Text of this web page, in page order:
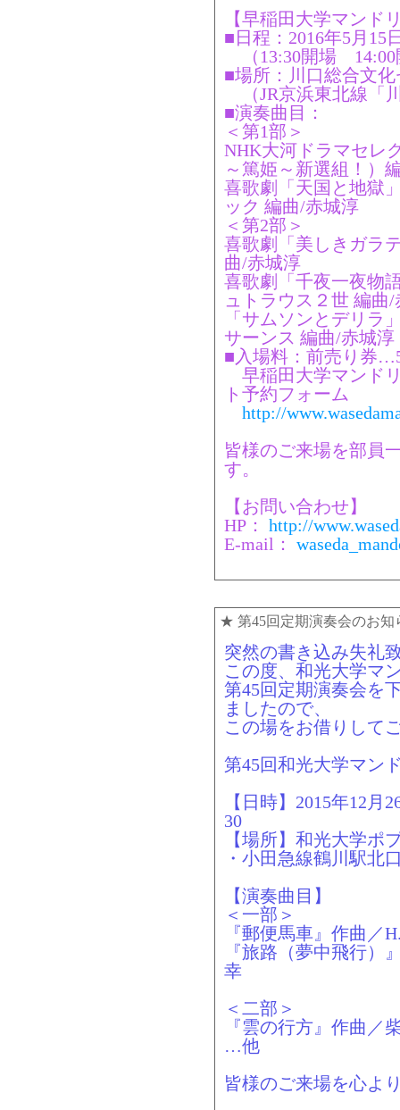
【早稲田大学マン
■日程：2016年5月15
（13:30開場 14:00
■場所：川口総合文
（JR京浜東北線「
■演奏曲目：
＜第1部＞
NHK大河ドラマセレ
～篤姫～新選組！）
喜歌劇「天国と地獄
ック 編曲/赤城淳
＜第2部＞
喜歌劇「美しきガラ
曲/赤城淳
喜歌劇「千夜一夜物
ュトラウス２世 編曲
「サムソンとデリ
サーンス 編曲/赤城淳
■入場料：前売り券
早稲田大学マンド
ト予約フォーム
http://
皆様のご来場を部員
す。
【お問い合わせ】
HP： http://
E-mail：
★ 第45回定期演奏会のお知
突然の書き込み失礼
この度、和光大学マ
第45回定期演奏会を
ましたので、
この場をお借りして
第45回和光大学マン
【日時】2015年12
30
【場所】和光大学ポ
・小田急線鶴川駅北
【演奏曲目】
＜一部＞
『郵便馬車』作曲
『旅路（夢中飛行
幸
＜二部＞
『雲の行方』作曲／
…他
皆様のご来場を心よ